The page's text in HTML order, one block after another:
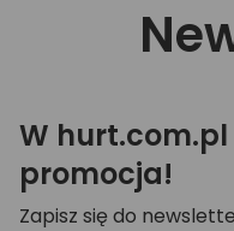
W
promocja!
Zapisz się do